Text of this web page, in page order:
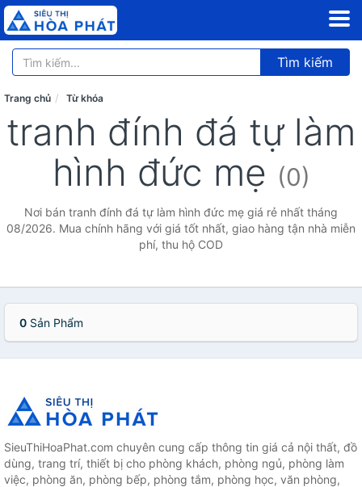
Tìm kiếm
Trang chủ Từ khóa
tranh đính đá tự làm
hình đức mẹ (0)
Nơi bán tranh đính đá tự làm hình đức mẹ giá rẻ nhất tháng
08/2026. Mua chính hãng với giá tốt nhất, giao hàng tận nhà miễn
phí, thu hộ COD
0 Sản Phẩm
SieuThiHoaPhat.com chuyên cung cấp thông tin giá cả nội thất, đồ
dùng, trang trí, thiết bị cho phòng khách, phòng ngủ, phòng làm
việc, phòng ăn, phòng bếp, phòng tắm, phòng học, văn phòng,